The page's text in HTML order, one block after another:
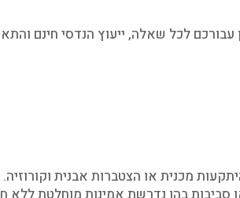
לכל שאלה, ייעוץ הנדסי חינם
מכנית או הצטברות אבנית